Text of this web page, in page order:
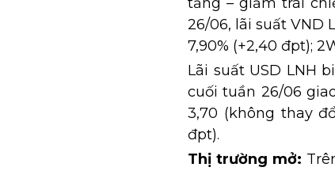
26/06, lãi suất VND
7,90% (+2,40 đpt);
Lãi suất USD LNH
cuối tuần 26/06
3,70 (không thay
đpt).
Thị trường mở: